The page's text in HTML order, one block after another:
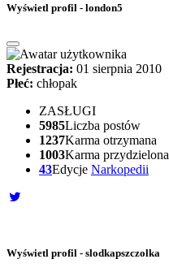
Wyświetl profil - london5
Rejestracja: 01 sierpnia 2010
Płeć: chłopak
ZASŁUGI
5985Liczba postów
1237Karma otrzymana
1003Karma przydzielona
43Edycje Narkopedii
Wyświetl profil - slodkapszczolka